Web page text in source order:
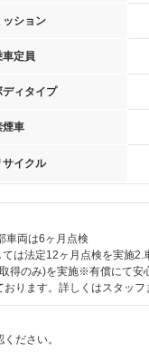
ッション
車定員
ディタイプ
煙車
サイクル
車両は6ヶ月点検
は法定12ヶ月点検を実施2.
得のみ)を実施※有償にて安
ります。詳しくはスタッフ
ださい。